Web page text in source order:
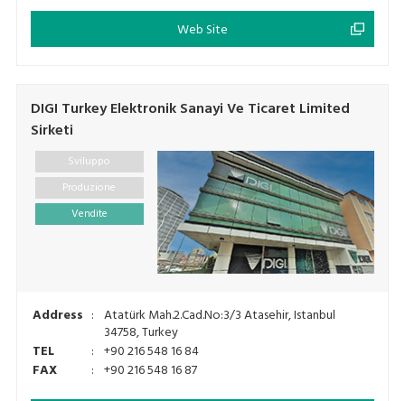
Web Site
DIGI Turkey Elektronik Sanayi Ve Ticaret Limited
Sirketi
Sviluppo
Produzione
Vendite
Address : Atatürk Mah.2.Cad.No:3/3 Atasehir, Istanbul
34758, Turkey
TEL
: +90 216 548 16 84
FAX
: +90 216 548 16 87